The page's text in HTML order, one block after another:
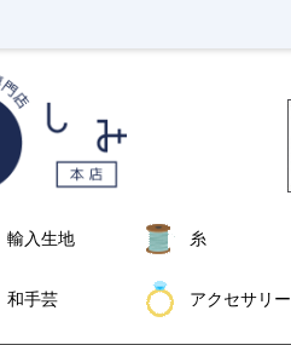
輸入生地 糸
和手芸 アクセサリー